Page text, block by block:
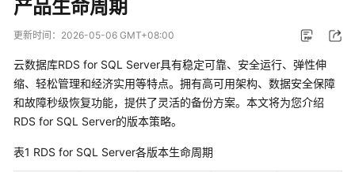
最
动
态
服
公
产品生命周期
更新时间： 2026-05-06 GMT+08:00
云数据库RDS for SQL Server具有稳定可靠、安全运行、弹性伸
缩、轻松管理和经济实用等特点。拥有高可用架构、数据安全保障
和故障秒级恢复功能，提供了灵活的备份方案。本文将为您介绍
RDS for SQL Server的版本策略。
表1 RDS for SQL Server各版本生命周期